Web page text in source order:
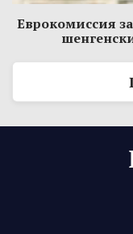
Еврокомиссия